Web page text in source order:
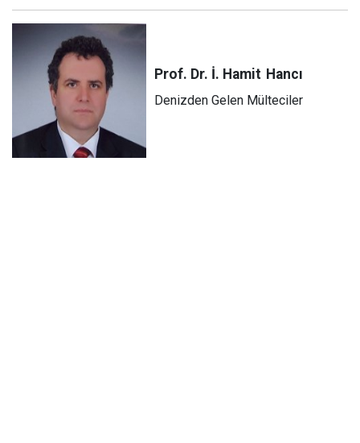
Prof. Dr. İ. Hamit Hancı
Denizden Gelen Mülteciler